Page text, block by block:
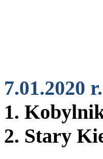
7.01.2020
1.
2. Stary